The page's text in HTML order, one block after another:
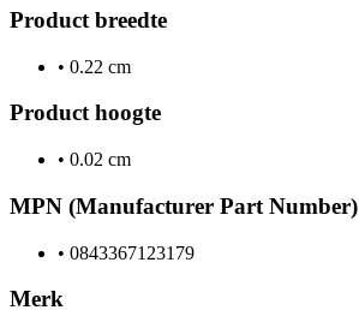
Product breedte
• 0.22 cm
Product hoogte
• 0.02 cm
MPN (Manufacturer Part Number)
• 0843367123179
Merk